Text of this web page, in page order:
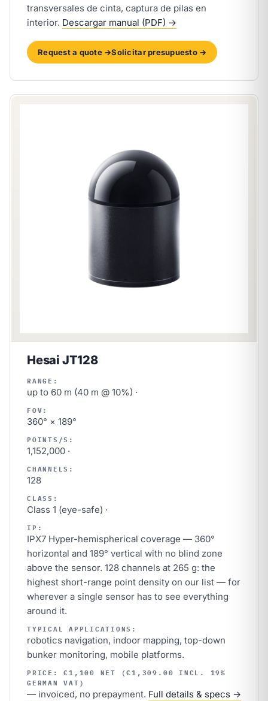
transversales de cinta, captura de pilas en
interior. Descargar manual (PDF) →
Request a quote →Solicitar presupuesto →
Hesai JT128
RANGE:
up to 60 m (40 m @ 10%) ·
FOV:
360° × 189°
POINTS/S:
1,152,000 ·
CHANNELS:
128
CLASS:
Class 1 (eye-safe) ·
IP:
IPX7 Hyper-hemispherical coverage — 360°
horizontal and 189° vertical with no blind zone
above the sensor. 128 channels at 265 g: the
highest short-range point density on our list — for
wherever a single sensor has to see everything
around it.
TYPICAL APPLICATIONS:
robotics navigation, indoor mapping, top-down
bunker monitoring, mobile platforms.
PRICE: €1,100 NET (€1,309.00 INCL. 19%
GERMAN VAT)
— invoiced, no prepayment. Full details & specs →